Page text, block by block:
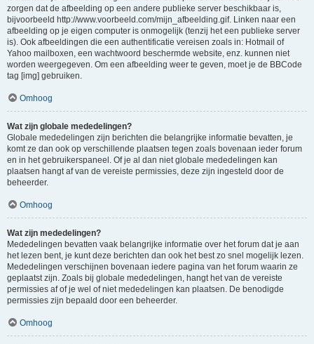
zorgen dat de afbeelding op een andere publieke server beschikbaar is,
bijvoorbeeld http://www.voorbeeld.com/mijn_afbeelding.gif. Linken naar een
afbeelding op je eigen computer is onmogelijk (tenzij het een publieke server
is). Ook afbeeldingen die een authentificatie vereisen zoals in: Hotmail of
Yahoo mailboxen, een wachtwoord beschermde website, enz. kunnen niet
worden weergegeven. Om een afbeelding weer te geven, moet je de BBCode
tag [img] gebruiken.
Omhoog
Wat zijn globale mededelingen?
Globale mededelingen zijn berichten die belangrijke informatie bevatten, je
komt ze dan ook op verschillende plaatsen tegen zoals bovenaan ieder forum
en in het gebruikerspaneel. Of je al dan niet globale mededelingen kan
plaatsen hangt af van de vereiste permissies, deze zijn ingesteld door de
beheerder.
Omhoog
Wat zijn mededelingen?
Mededelingen bevatten vaak belangrijke informatie over het forum dat je aan
het lezen bent, je kunt deze berichten dan ook het best zo snel mogelijk lezen.
Mededelingen verschijnen bovenaan iedere pagina van het forum waarin ze
geplaatst zijn. Zoals bij globale mededelingen, hangt het van de vereiste
permissies af of je wel of niet mededelingen kan plaatsen. De benodigde
permissies zijn bepaald door een beheerder.
Omhoog